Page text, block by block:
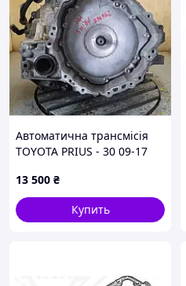
Автоматична трансмісія
TOYOTA PRIUS - 30 09-17
13 500 ₴
Купить